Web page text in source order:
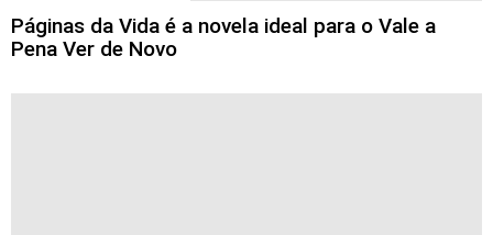
Páginas da Vida é a novela ideal para o Vale a
Pena Ver de Novo